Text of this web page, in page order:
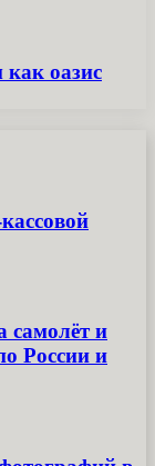
оазис
самолёт и
России и